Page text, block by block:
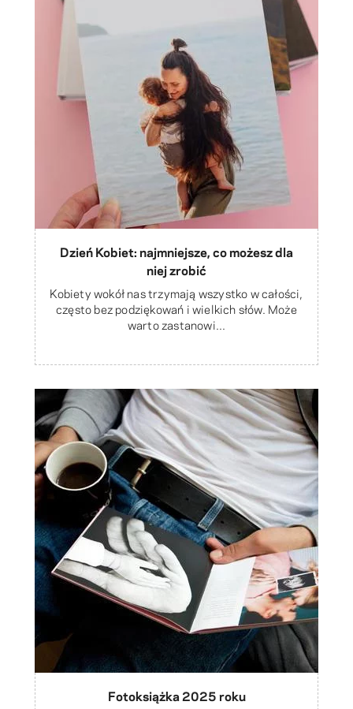
Dzień Kobiet: najmniejsze, co możesz dla
niej zrobić
Kobiety wokół nas trzymają wszystko w całości,
często bez podziękowań i wielkich słów. Może
warto zastanowi...
Fotoksiążka 2025 roku